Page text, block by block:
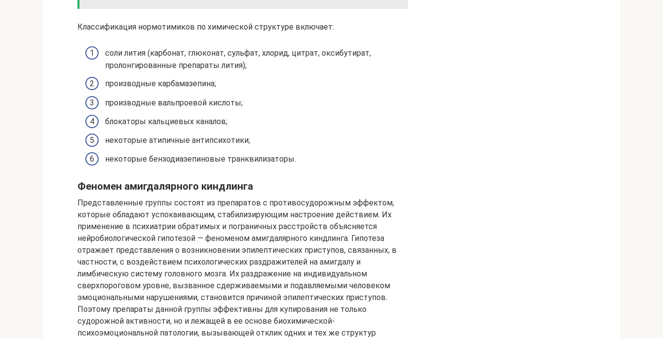
Классификация нормотимиков по химической структуре включает:
соли лития (карбонат, глюконат, сульфат, хлорид, цитрат, оксибутират,
пролонгированные препараты лития);
производные карбамазепина;
производные вальпроевой кислоты;
блокаторы кальциевых каналов;
некоторые атипичные антипсихотики;
некоторые бензодиазепиновые транквилизаторы.
Феномен амигдалярного киндлинга
Представленные группы состоят из препаратов с противосудорожным эффектом,
которые обладают успокаивающим, стабилизирующим настроение действием. Их
применение в психиатрии обратимых и пограничных расстройств объясняется
нейробиологической гипотезой — феноменом амигдалярного киндлинга. Гипотеза
отражает представления о возникновении эпилептических приступов, связанных, в
частности, с воздействием психологических раздражителей на амигдалу и
лимбическую систему головного мозга. Их раздражение на индивидуальном
сверхпороговом уровне, вызванное сдерживаемыми и подавляемыми человеком
эмоциональными нарушениями, становится причиной эпилептических приступов.
Поэтому препараты данной группы эффективны для купирования не только
судорожной активности, но и лежащей в ее основе биохимической-
психоэмоциональной патологии, вызывающей отклик одних и тех же структур